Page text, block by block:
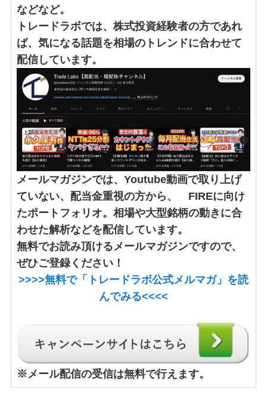
などなど。
トレードラボでは、株式投資経験者の方であれ
ば、気になる話題を相場のトレンドに合わせて
配信しています。
メールマガジンでは、Youtube動画で取り上げ
ていない、配当金重視の方から、 FIREに向け
たポートフォリオ。相場や大型銘柄の動きに合
わせた解析などを配信しています。
無料でお読み頂けるメールマガジンですので、
ぜひご登録ください！
>>>>無料で「トレードラボ公式メルマガ」 を読
んでみる<<<<
※メール配信の受信は無料で行えます。